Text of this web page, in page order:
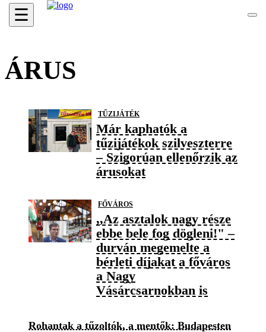
☰
ÁRUS
TŰZIJÁTÉK
Már kaphatók a
tűzijátékok szilveszterre
– Szigorúan ellenőrzik az
árusokat
FŐVÁROS
,,Az asztalok nagy része
ebbe bele fog dögleni!" –
durván megemelte a
bérleti díjakat a főváros
a Nagy
Vásárcsarnokban is
Rohantak a tűzoltók, a mentők: Budapesten